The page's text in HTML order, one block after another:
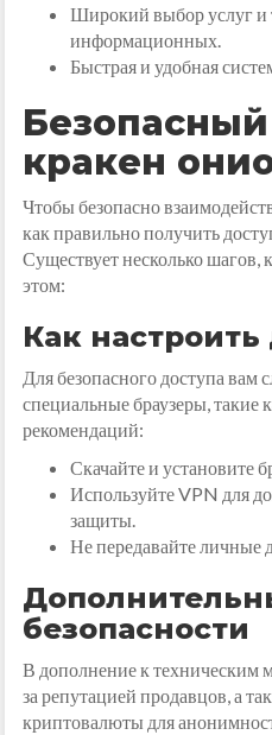
Широкий выбор услуг и
информационных.
Быстрая и удобная
кракен
Чтобы безопасно
как правильно получить
Существует несколько шагов,
этом:
Как настроить
Для безопасного доступа вам
специальные браузеры, такие
рекомендаций:
Скачайте и установите
Используйте VPN для
защиты.
Не передавайте личные
безопасности
В дополнение к техническим
за репутацией продавцов, а
криптовалюты для